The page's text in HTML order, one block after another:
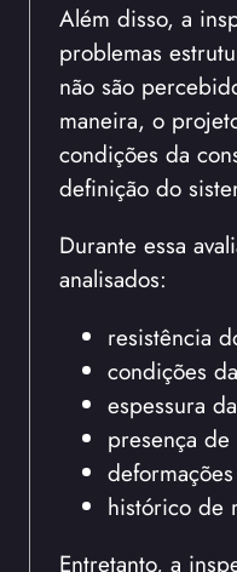
Além disso, a
problemas
não são
maneira, o
condições da
definição do
Durante essa
analisados:
resistência
condições
espessura
presença de
histórico de
Entretanto, a